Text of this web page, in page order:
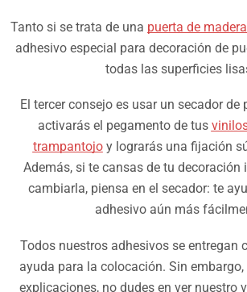
Tanto si se trata de una puerta de madera
adhesivo especial para decoración de
todas las superficies
El tercer consejo es usar un secador de
activarás el pegamento de tus
trampantojoy lograrás una fijación
Además, si te cansas de tu decoración
cambiarla, piensa en el secador: te
adhesivo aún más
Todos nuestros adhesivos se entregan
ayuda para la colocación. Sin
explicaciones, no dudes en ver nuestro